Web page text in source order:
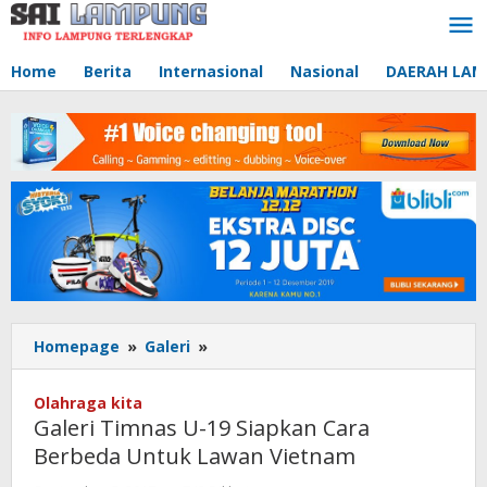
Lewati
Home Berita Internasional Nasional DAERAH
Homepage » Galeri »
Timnas
Siapkan
Cara
Olahraga kita
Galeri Timnas U-19 Siapkan Cara
Berbeda Untuk Lawan Vietnam